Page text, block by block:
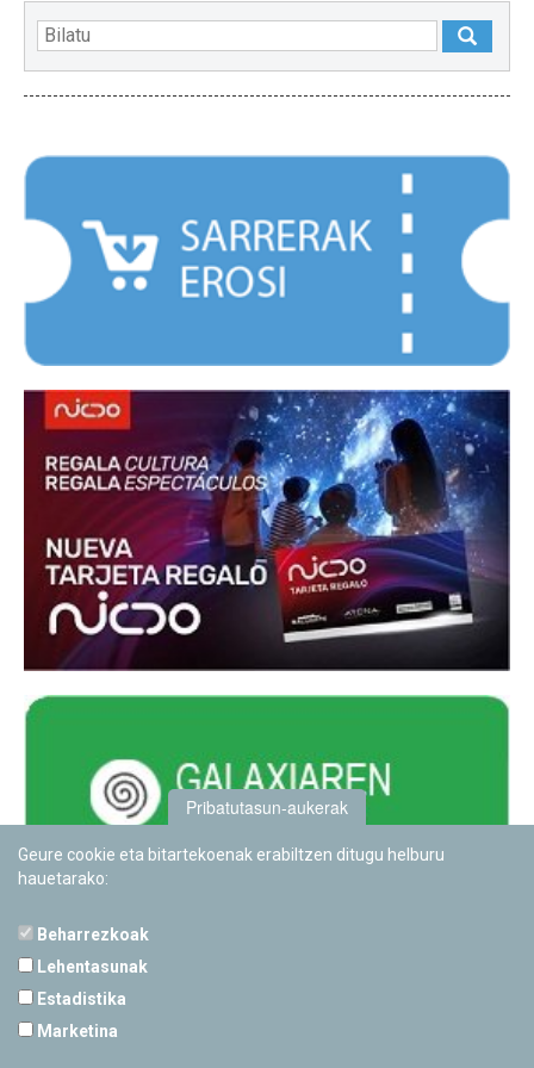
Pribatutasun-aukerak
Geure cookie eta bitartekoenak erabiltzen ditugu helburu
hauetarako:
Beharrezkoak
Lehentasunak
Estadistika
Marketina